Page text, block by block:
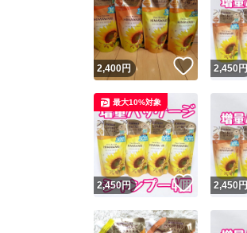
2,400円 いいね！
2,450 円
2,450円 いいね！
最大10%対象
2,450 円